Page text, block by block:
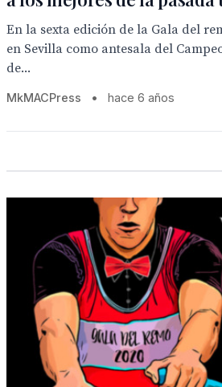
En la sexta edición de la Gala del
en Sevilla como antesala del
de...
MkMACPress • hace 6 años